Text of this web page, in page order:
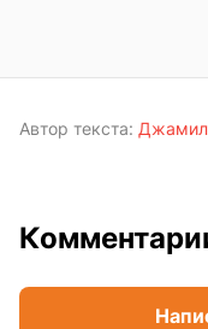
Автор текста: